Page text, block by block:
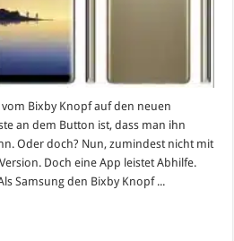
Bixby Knopf auf den neuen
an dem Button ist, dass man ihn
Oder doch? Nun, zumindest nicht mit
Doch eine App leistet Abhilfe.
Samsung den Bixby Knopf ...